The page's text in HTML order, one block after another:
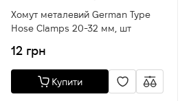
Хомут металевий German Type
Hose Clamps 20-32 мм, шт
12 грн
Купити